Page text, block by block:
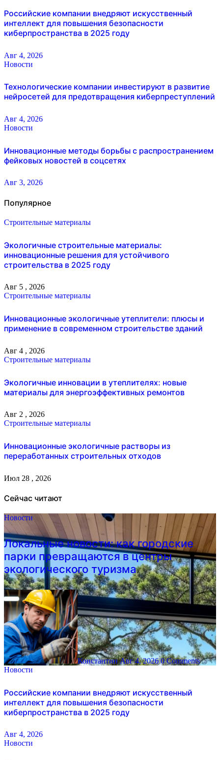
Российские компании внедряют искусственный
интеллект для повышения безопасности
киберпространства в 2025 году
Авг 4, 2026
Новости
Технологические компании инвестируют в развитие
нейросетей для предотвращения киберпреступлений
Авг 4, 2026
Новости
Инновационные методы борьбы с распространением
фейковых новостей в соцсетях
Авг 3, 2026
Популярное
Строительные материалы
Экологичные строительные материалы:
инновационные решения для устойчивого
строительства в 2025 году
Авг 5 , 2026
Строительные материалы
Инновационные экологичные утеплители: плюсы и
применение в современном строительстве зданий
Авг 4 , 2026
Строительные материалы
Экологичные инновации в утеплителях: новые
материалы для энергоэффективных ремонтов
Авг 2 , 2026
Строительные материалы
Инновационные экологичные растворы из
переработанных строительных отходов
Июл 28 , 2026
Сейчас читают
Новости
Локальные новости: как городские
парки превращаются в центры
экологического туризма
КонстантинАвг 4, 2026 0 Comments
Новости
Российские компании внедряют искусственный
интеллект для повышения безопасности
киберпространства в 2025 году
Авг 4, 2026
Новости